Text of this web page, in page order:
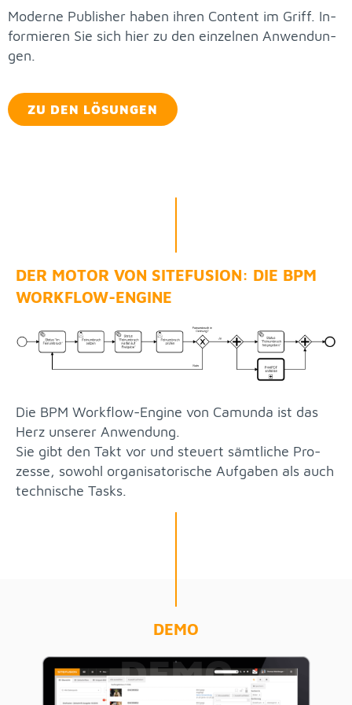
Mo­der­ne Pu­blis­her ha­ben ih­ren Con­tent im Griff. In­
for­mie­ren Sie sich hier zu den ein­zel­nen An­wen­dun­
gen.
ZU DEN LÖ­SUN­GEN
DER MO­TOR VON SITE­FU­SI­ON: DIE BPM
WORK­FLOW-EN­GI­NE
Die BPM Work­flow-En­gi­ne von Ca­mun­da ist das
Herz un­se­rer An­wen­dung.
Sie gibt den Takt vor und steu­ert sämt­li­che Pro­
zes­se, so­wohl or­ga­ni­sa­to­ri­sche Auf­ga­ben als auch
tech­ni­sche Tasks.
DEMO
DEMO